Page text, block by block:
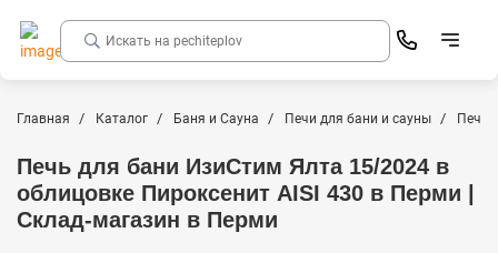
Главная Каталог Баня и Сауна Печи для бани и сауны Печи
Печь для бани ИзиСтим Ялта 15/2024 в
облицовке Пироксенит AISI 430 в Перми |
Склад-магазин в Перми